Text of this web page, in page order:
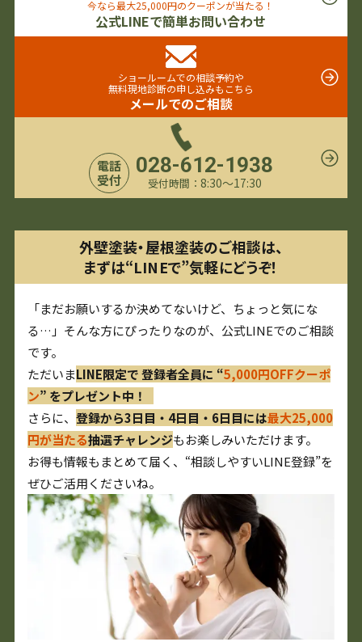
今なら最大25,000円のクーポンが当たる！
公式LINEで簡単お問い合わせ
ショールームでの相談予約や
無料現地診断の申し込みもこちら
メールでのご相談
電話
受付
028-612-1938
受付時間： 8:30〜17:30
外壁塗装・屋根塗装のご相談は、
まずは“LINEで”気軽にどうぞ！
「まだお願いするか決めてないけど、ちょっと気にな
る…」そんな方にぴったりなのが、公式LINEでのご相談
です。
ただいまLINE限定で 登録者全員に “5,000円OFFクーポ
ン” をプレゼント中！
さらに、登録から3日目・4日目・6日目には最大25,000
円が当たる抽選チャレンジもお楽しみいただけます。
お得も情報もまとめて届く、“相談しやすいLINE登録”を
ぜひご活用くださいね。